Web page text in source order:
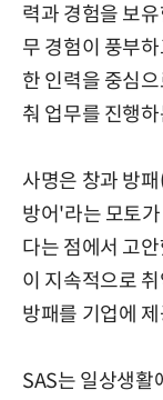
력과 경험을 보
무 경험이 풍부
한 인력을 중심
춰 업무를 진행
사명은 창과 방
방어'라는 모토
다는 점에서 고
이 지속적으로
방패를 기업에
SAS는 일상생활